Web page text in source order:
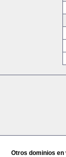
Otros dominios en